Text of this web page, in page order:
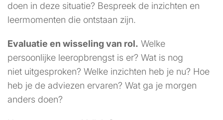
doen in deze situatie? Bespreek de inzichten en
leermomenten die ontstaan zijn.
Evaluatie en wisseling van rol. Welke
persoonlijke leeropbrengst is er? Wat is nog
niet uitgesproken? Welke inzichten heb je nu? Hoe
heb je de adviezen ervaren? Wat ga je morgen
anders doen?